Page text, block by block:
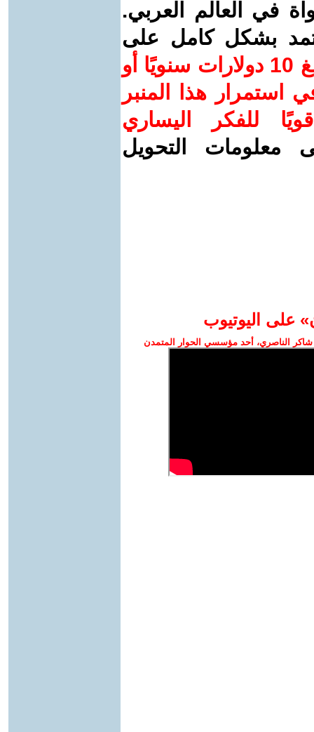
في العالم العربي.
بشكل كامل على
ساهم/ي معنا! بدعمكم بمبلغ 10 دولارات سنويًا أو
استمرار هذا المنبر
للفكر اليساري
معلومات التحويل
على اليوتيوب
الناصري، أحد مؤسسي الحوار المتمدن